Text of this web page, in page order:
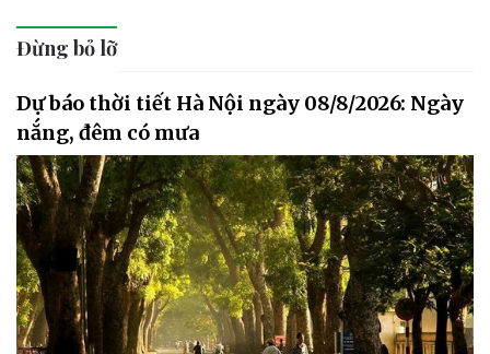
Đừng bỏ lỡ
Dự báo thời tiết Hà Nội ngày 08/8/2026: Ngày
nắng, đêm có mưa